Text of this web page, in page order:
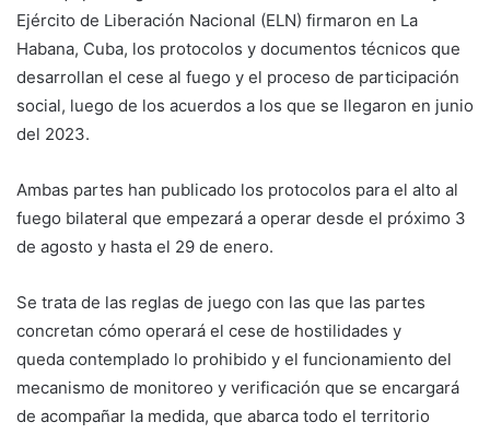
Ejército de Liberación Nacional (ELN) firmaron en La
Habana, Cuba, los protocolos y documentos técnicos que
desarrollan el cese al fuego y el proceso de participación
social, luego de los acuerdos a los que se llegaron en junio
del 2023.
Ambas partes han publicado los protocolos para el alto al
fuego bilateral que empezará a operar desde el próximo 3
de agosto y hasta el 29 de enero.
Se trata de las reglas de juego con las que las partes
concretan cómo operará el cese de hostilidades y
queda contemplado lo prohibido y el funcionamiento del
mecanismo de monitoreo y verificación que se encargará
de acompañar la medida, que abarca todo el territorio